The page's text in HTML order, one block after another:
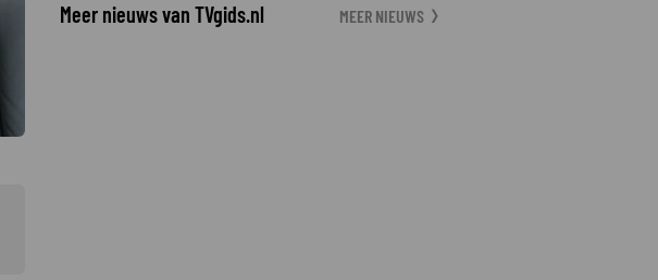
Meer nieuws van TVgids.nl MEER NIEUWS